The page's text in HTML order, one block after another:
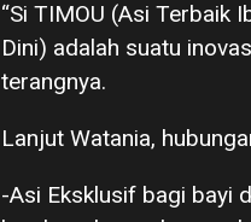
“Si TIMOU (Asi Terbaik
Dini) adalah suatu
terangnya.
Lanjut Watania,
-Asi Eksklusif bagi bayi